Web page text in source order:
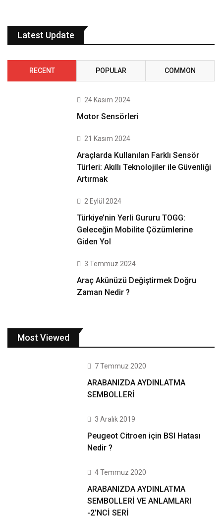
Latest Update
RECENT POPULAR COMMON
24 Kasım 2024
Motor Sensörleri
21 Kasım 2024
Araçlarda Kullanılan Farklı Sensör
Türleri: Akıllı Teknolojiler ile Güvenliği
Artırmak
2 Eylül 2024
Türkiye’nin Yerli Gururu TOGG:
Geleceğin Mobilite Çözümlerine
Giden Yol
3 Temmuz 2024
Araç Akünüzü Değiştirmek Doğru
Zaman Nedir ?
Most Viewed
7 Temmuz 2020
ARABANIZDA AYDINLATMA
SEMBOLLERİ
3 Aralık 2019
Peugeot Citroen için BSI Hatası
Nedir ?
4 Temmuz 2020
ARABANIZDA AYDINLATMA
SEMBOLLERİ VE ANLAMLARI
-2’NCİ SERİ